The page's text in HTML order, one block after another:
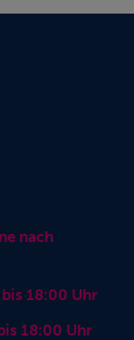
nach
18:00 Uhr
Uhr